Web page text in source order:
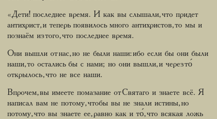
«Дети! последнее время. И как вы слышали, что придет
антихрист, и теперь появилось много антихристов, то мы и
познаём из того, что последнее время.
Они вышли от нас, но не были наши: ибо если бы они были
наши, то остались бы с нами; но они вышли, и через то́
открылось, что не все наши.
Впрочем, вы имеете помазание от Святаго и знаете всё. Я
написал вам не потому, чтобы вы не знали истины, но
потому, что вы знаете ее, равно как и то́, что всякая ложь